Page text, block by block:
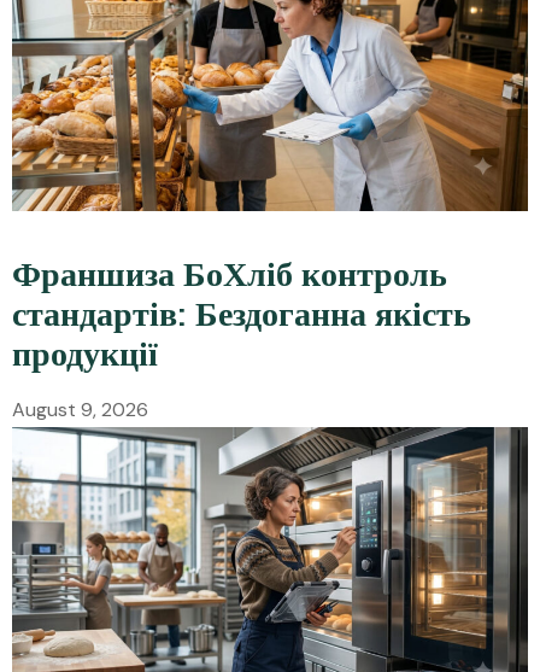
Франшиза БоХліб контроль
стандартів: Бездоганна якість
продукції
August 9, 2026